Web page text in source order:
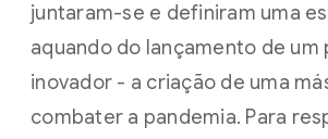
juntaram-se e definiram uma
aquando do lançamento de um
inovador - a criação de uma
combater a pandemia. Para